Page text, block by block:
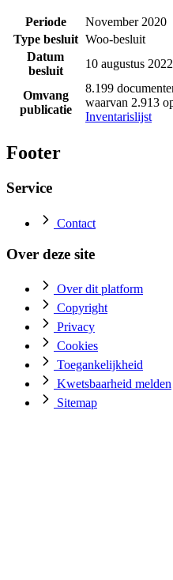
Periode
November 2020
Type besluit Woo-besluit
Datum
besluit
10 augustus 2022
Omvang
publicatie
8.199
waarvan 2.913
Inventarislijst
Footer
Service
Contact
Over deze site
Over dit platform
Copyright
Privacy
Cookies
Toegankelijkheid
Kwetsbaarheid melden
Sitemap